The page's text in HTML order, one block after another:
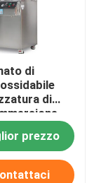
di
di
prezzo